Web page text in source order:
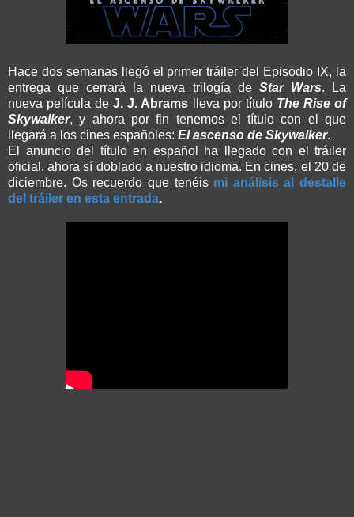
Hace dos semanas llegó el primer tráiler del Episodio IX, la
entrega que cerrará la nueva trilogía de Star Wars. La
nueva película de J. J. Abrams lleva por títuloThe Rise of
Skywalker, y ahora por fin tenemos el título con el que
llegará a los cines españoles: El ascenso de Skywalker.
El anuncio del título en español ha llegado con el tráiler
oficial. ahora sí doblado a nuestro idioma. En cines, el 20 de
diciembre. Os recuerdo que tenéis mi análisis al destalle
del tráiler en esta entrada.